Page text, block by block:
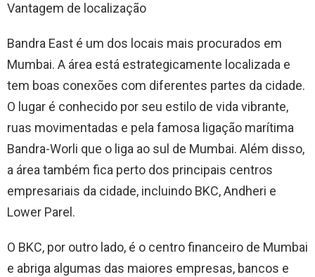
Vantagem de localização
Bandra East é um dos locais mais procurados em
Mumbai. A área está estrategicamente localizada e
tem boas conexões com diferentes partes da cidade.
O lugar é conhecido por seu estilo de vida vibrante,
ruas movimentadas e pela famosa ligação marítima
Bandra-Worli que o liga ao sul de Mumbai. Além disso,
a área também fica perto dos principais centros
empresariais da cidade, incluindo BKC, Andheri e
Lower Parel.
O BKC, por outro lado, é o centro financeiro de Mumbai
e abriga algumas das maiores empresas, bancos e